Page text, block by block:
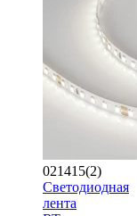
021415(2)
Светодиодная
лента